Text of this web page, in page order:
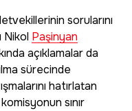
sorularını
Nikol Paşinyan
açıklamalar da
sürecinde
hatırlatan
sınır